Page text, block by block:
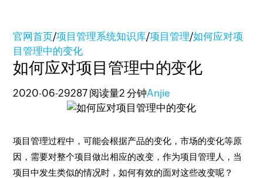
官网首页/项目管理系统知识库/项目管理/如何应对项
目管理中的变化
如何应对项目管理中的变化
2020-06-29287 阅读量2 分钟Anjie
项目管理过程中，可能会根据产品的变化，市场的变化等原
因，需要对整个项目做出相应的改变，作为项目管理人，当
项目中发生类似的情况时，如何有效的面对这些改变呢？